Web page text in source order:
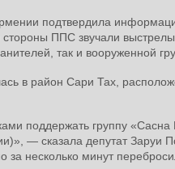
подтвердила
ППС звучали
так и вооруженной
в район Сари Тах,
поддержать группу
— сказала депутат Заруи
за несколько минут